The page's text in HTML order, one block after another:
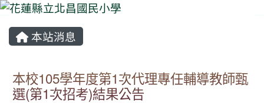
本站消息
本校105學年度第1次代理專任輔導教師甄
選(第1次招考)結果公告